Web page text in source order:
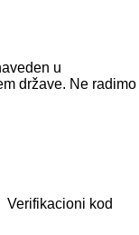
u
države. Ne radimo
Verifikacioni kod